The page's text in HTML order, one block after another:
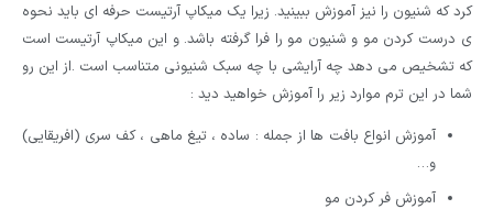
کرد که شنیون را نیز آموزش ببینید. زیرا یک میکاپ آرتیست حرفه ای باید نحوه
ی درست کردن مو و شنیون مو را فرا گرفته باشد. و این میکاپ آرتیست است
که تشخیص می دهد چه آرایشی با چه سبک شنیونی متناسب است .از این رو
شما در این ترم موارد زیر را آموزش خواهید دید :
آموزش انواع بافت ها از جمله : ساده ، تیغ ماهی ، کف سری (افریقایی)
و…
آموزش فر کردن مو